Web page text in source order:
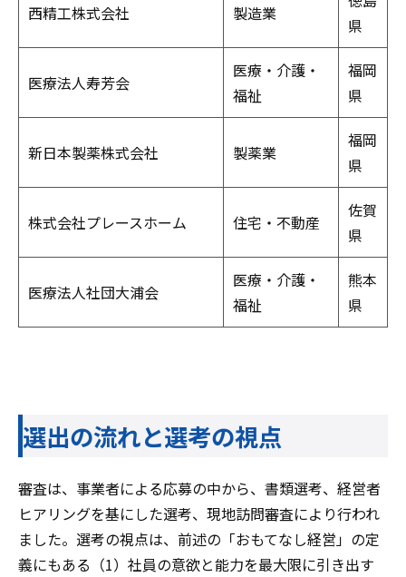
西精工株式会社 製造業
県
医療法人寿芳会
医療・介護・
福祉
福岡
県
新日本製薬株式会社 製薬業
福岡
県
株式会社プレースホーム 住宅・不動産
佐賀
県
医療法人社団大浦会
医療・介護・
福祉
熊本
県
選出の流れと選考の視点
審査は、事業者による応募の中から、書類選考、経営者
ヒアリングを基にした選考、現地訪問審査により行われ
ました。選考の視点は、前述の「おもてなし経営」の定
義にもある（1）社員の意欲と能力を最大限に引き出す